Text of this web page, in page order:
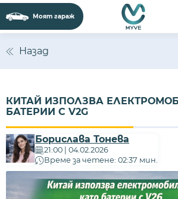
Моят гараж
Назад
КИТАЙ ИЗПОЛЗВА
БАТЕРИИ С V2G
Борислава Тонева
21:00 | 04.02.2026
Време за четене: 02:37 мин.